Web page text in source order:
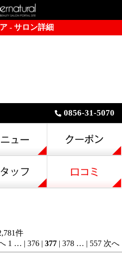
- サロン詳細
0856-31-5070
件
1 … | 376 | 377 | 378 … | 557 次へ